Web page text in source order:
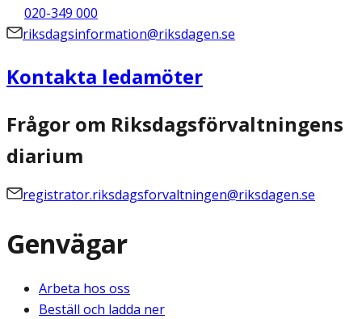
020-349 000
riksdagsinformation@riksdagen.se
Kontakta ledamöter
Frågor om Riksdagsförvaltningens
diarium
registrator.riksdagsforvaltningen@riksdagen.se
Genvägar
Arbeta hos oss
Beställ och ladda ner